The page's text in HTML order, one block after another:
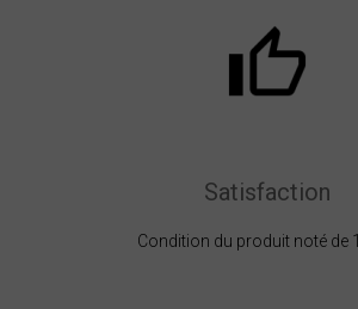
Satisfaction
Condition du produit noté de